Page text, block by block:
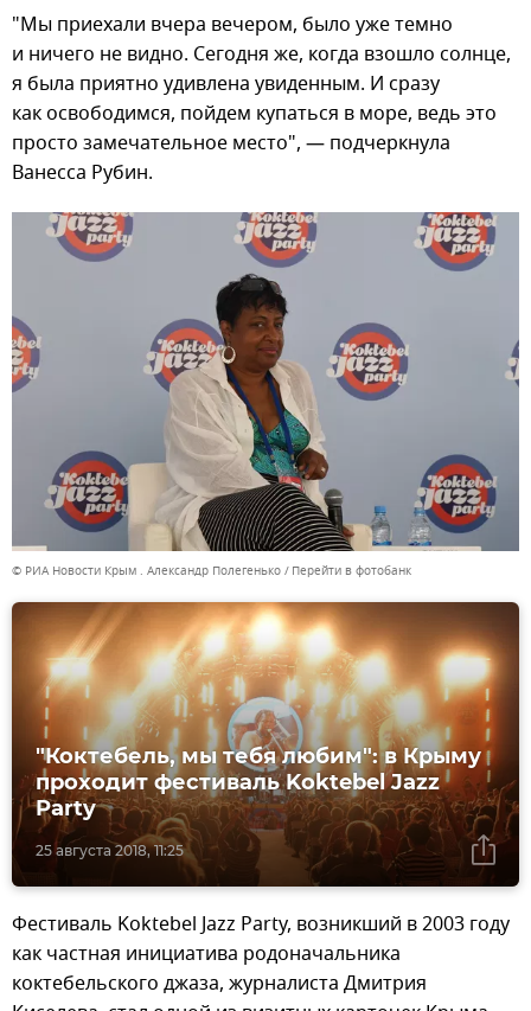
"Мы приехали вчера вечером, было уже темно
и ничего не видно. Сегодня же, когда взошло солнце,
я была приятно удивлена увиденным. И сразу
как освободимся, пойдем купаться в море, ведь это
просто замечательное место", — подчеркнула
Ванесса Рубин.
© РИА Новости Крым . Александр Полегенько Перейти в фотобанк
25 августа 2018, 11:25
"Коктебель, мы тебя любим": в Крыму
проходит фестиваль Koktebel Jazz
Party
Фестиваль Koktebel Jazz Party, возникший в 2003 году
как частная инициатива родоначальника
коктебельского джаза, журналиста Дмитрия